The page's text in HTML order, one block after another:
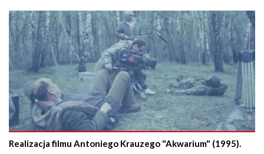
Realizacja filmu Antoniego Krauzego "Akwarium" (1995).